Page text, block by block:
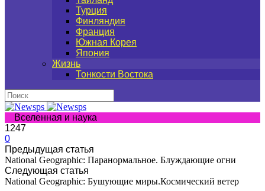
Турция
Финляндия
Франция
Южная Корея
Япония
Жизнь
Тонкости Востока
Вселенная и наука
1247
0
Предыдущая статья
National Geographic: Паранормальное. Блуждающие огни
Следующая статья
National Geographic: Бушующие миры.Космический ветер